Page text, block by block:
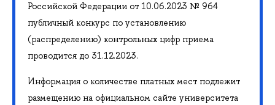
Российской Федерации от 10.06.2023 № 964
публичный конкурс по установлению
(распределению) контрольных цифр приема
проводится до 31.12.2023.
Информация о количестве платных мест подлежит
размещению на официальном сайте университета